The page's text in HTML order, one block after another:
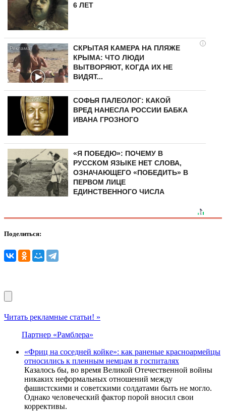
6 ЛЕТ
i
СКРЫТАЯ КАМЕРА НА ПЛЯЖЕ
КРЫМА: ЧТО ЛЮДИ
ВЫТВОРЯЮТ, КОГДА ИХ НЕ
ВИДЯТ...
СОФЬЯ ПАЛЕОЛОГ: КАКОЙ
ВРЕД НАНЕСЛА РОССИИ БАБКА
ИВАНА ГРОЗНОГО
«Я ПОБЕДЮ»: ПОЧЕМУ В
РУССКОМ ЯЗЫКЕ НЕТ СЛОВА,
ОЗНАЧАЮЩЕГО «ПОБЕДИТЬ» В
ПЕРВОМ ЛИЦЕ
ЕДИНСТВЕННОГО ЧИСЛА
Поделиться:
Читать рекламные статьи! »
Партнер «Рамблера»
«Фриц на соседней койке»: как раненые красноармейцы
относились к пленным немцам в госпиталях
Казалось бы, во время Великой Отечественной войны
никаких неформальных отношений между
фашистскими и советскими солдатами быть не могло.
Однако человеческий фактор порой вносил свои
коррективы.